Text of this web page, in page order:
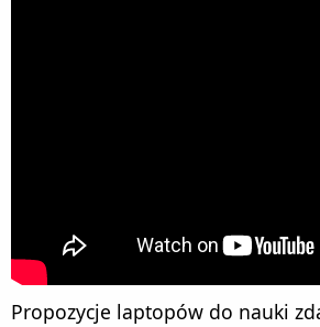
Propozycje laptopów do nauki